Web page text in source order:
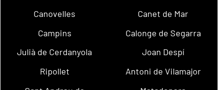
Canovelles
Canet de Mar
Campins
Calonge de Segarra
Julià de Cerdanyola
Joan Despí
Ripollet
Antoni de Vilamajor